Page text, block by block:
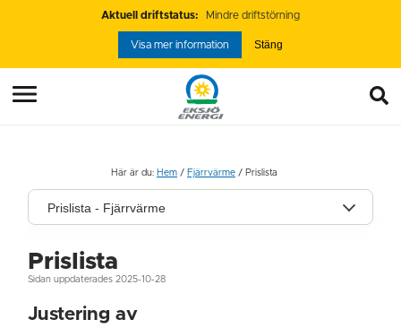
Aktuell driftstatus: Mindre driftstörning
Visa mer information Stäng
Prislista
Sidan uppdaterades 2025-10-28
Justering av
Här är du: Hem / Fjärrvärme / Prislista
Prislista - Fjärrvärme